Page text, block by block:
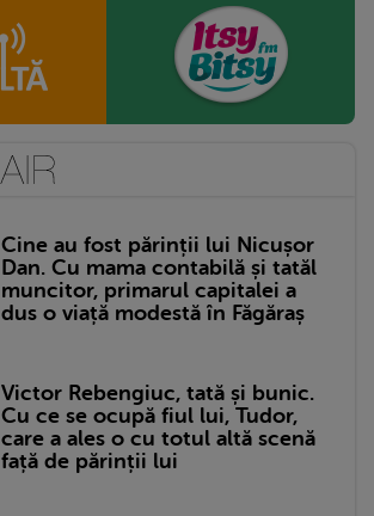
Cine au fost părinții lui Nicușor
Dan. Cu mama contabilă și tatăl
muncitor, primarul capitalei a
dus o viață modestă în Făgăraș
Victor Rebengiuc, tată și bunic.
Cu ce se ocupă fiul lui, Tudor,
care a ales o cu totul altă scenă
față de părinții lui